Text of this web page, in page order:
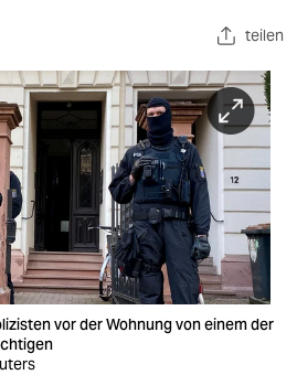
teilen
vor der Wohnung von einem der